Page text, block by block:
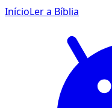
InícioLer a Bíblia